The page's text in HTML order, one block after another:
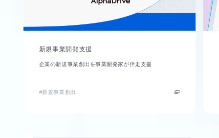
新規事業開発支援
企業の新規事業創出を事業開発家が伴走支援
#新規事業創出